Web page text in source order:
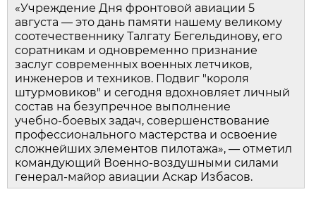
«Учреждение Дня фронтовой авиации 5
августа — это дань памяти нашему великому
соотечественнику Талгату Бегельдинову, его
соратникам и одновременно признание
заслуг современных военных летчиков,
инженеров и техников. Подвиг "короля
штурмовиков" и сегодня вдохновляет личный
состав на безупречное выполнение
учебно‑боевых задач, совершенствование
профессионального мастерства и освоение
сложнейших элементов пилотажа», — отметил
командующий Военно‑воздушными силами
генерал‑майор авиации Аскар Избасов.